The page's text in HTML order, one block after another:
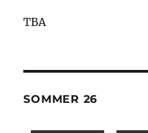
TBA
SOMMER 26